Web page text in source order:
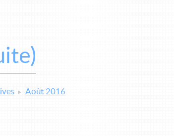
Août 2016